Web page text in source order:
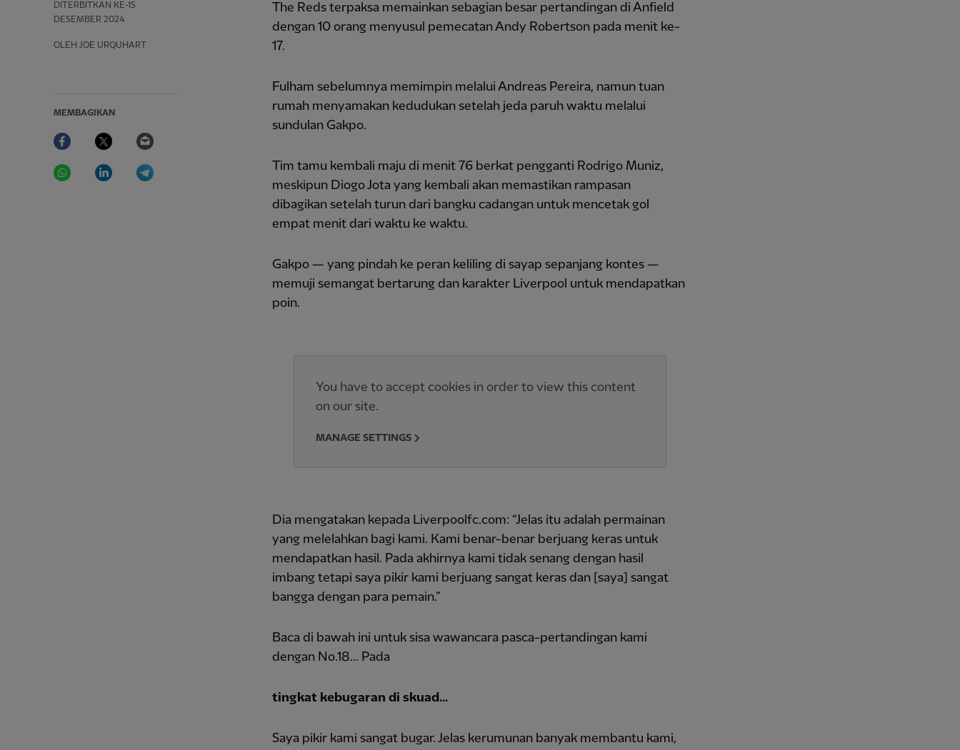
DITERBITKAN KE-15
DESEMBER 2024
OLEH JOE URQUHART
MEMBAGIKAN
Facebook Twitter
WhatsAppLinkedIn
The Reds terpaksa memainkan sebagian besar pertandingan di Anfield
dengan 10 orang menyusul pemecatan Andy Robertson pada menit ke-
17.
Fulham sebelumnya memimpin melalui Andreas Pereira, namun tuan
rumah menyamakan kedudukan setelah jeda paruh waktu melalui
sundulan Gakpo.
Tim tamu kembali maju di menit 76 berkat pengganti Rodrigo Muniz,
meskipun Diogo Jota yang kembali akan memastikan rampasan
dibagikan setelah turun dari bangku cadangan untuk mencetak gol
empat menit dari waktu ke waktu.
Gakpo — yang pindah ke peran keliling di sayap sepanjang kontes —
memuji semangat bertarung dan karakter Liverpool untuk mendapatkan
poin.
You have to accept cookies in order to view this content
on our site.
MANAGE SETTINGS
Dia mengatakan kepada Liverpoolfc.com: “Jelas itu adalah permainan
yang melelahkan bagi kami. Kami benar-benar berjuang keras untuk
mendapatkan hasil. Pada akhirnya kami tidak senang dengan hasil
imbang tetapi saya pikir kami berjuang sangat keras dan [saya] sangat
bangga dengan para pemain.”
Baca di bawah ini untuk sisa wawancara pasca-pertandingan kami
dengan No.18... Pada
tingkat kebugaran di skuad...
Saya pikir kami sangat bugar. Jelas kerumunan banyak membantu kami,